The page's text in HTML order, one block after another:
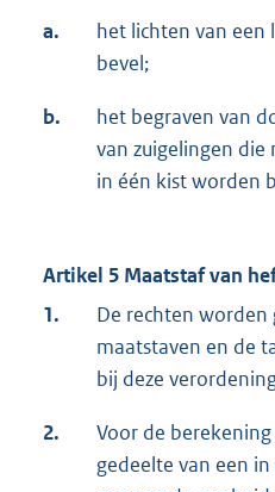
a.
het lichten van een
bevel;
b.
het begraven van
van zuigelingen
in één kist worden
Artikel 5 Maatstaf van
1.
De rechten worden
maatstaven en de
bij deze
2.
Voor de
gedeelte van een